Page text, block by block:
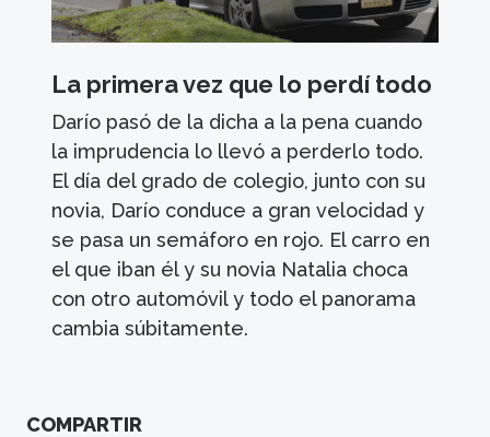
La primera vez que lo perdí todo
Darío pasó de la dicha a la pena cuando
la imprudencia lo llevó a perderlo todo.
El día del grado de colegio, junto con su
novia, Darío conduce a gran velocidad y
se pasa un semáforo en rojo. El carro en
el que iban él y su novia Natalia choca
con otro automóvil y todo el panorama
cambia súbitamente.
COMPARTIR